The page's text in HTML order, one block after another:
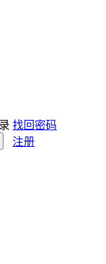
找回密码
注册